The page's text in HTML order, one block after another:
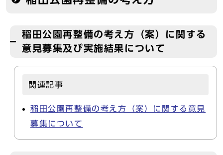
稲田公園再整備の考え方（案）に関する
意見募集及び実施結果について
関連記事
稲田公園再整備の考え方（案）に関する意見
募集について